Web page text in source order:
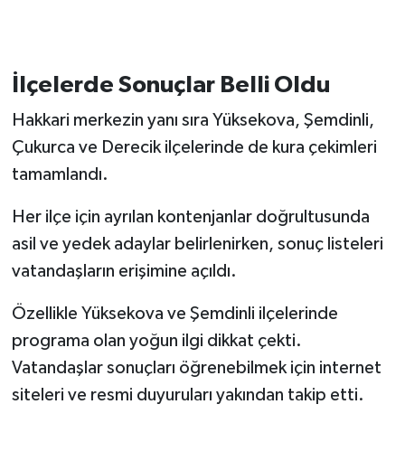
İlçelerde Sonuçlar Belli Oldu
Hakkari merkezin yanı sıra Yüksekova, Şemdinli,
Çukurca ve Derecik ilçelerinde de kura çekimleri
tamamlandı.
Her ilçe için ayrılan kontenjanlar doğrultusunda
asil ve yedek adaylar belirlenirken, sonuç listeleri
vatandaşların erişimine açıldı.
Özellikle Yüksekova ve Şemdinli ilçelerinde
programa olan yoğun ilgi dikkat çekti.
Vatandaşlar sonuçları öğrenebilmek için internet
siteleri ve resmi duyuruları yakından takip etti.